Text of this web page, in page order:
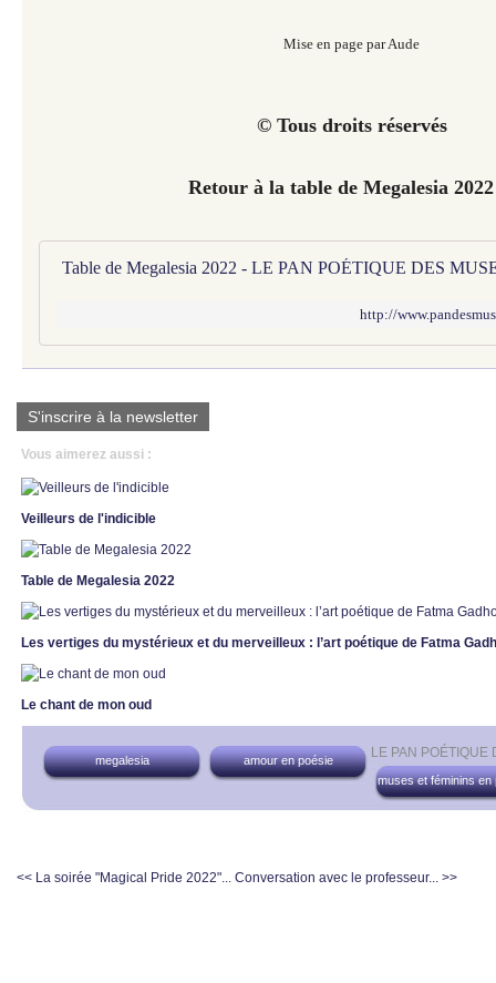
Mise en page par Aude
© Tous droits réservés
Retour à la table de Megalesia 2022
Table de Megalesia 2022 - LE PAN POÉTIQUE DES
http://
S'inscrire à la newsletter
Vous aimerez aussi :
Veilleurs de l'indicible
Table de Megalesia 2022
Les vertiges du mystérieux et du merveilleux : l’art poétique de Fatma
Le chant de mon oud
LE PAN
megalesia
amour en poésie
muses et féminins en
<< La soirée "Magical Pride 2022"... Conversation avec le professeur... >>